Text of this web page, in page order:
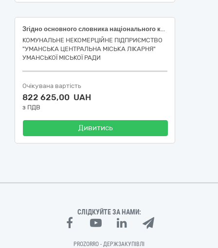
Згідно основного словника національного класифікатора України «Єдиний закупівельний словник» ДК 021:2015 : 33190000-8 - Медичне обладнання та вироби медичного призначення різні (Монітор пацієнта (НК 024:2023: 33586 – Cистема моніторингу фізіологічних показників одного пацієнта, НК 031:2024: Z1203020201 - Приліжкові мультипараметричні монітори пацієнта), Відсмоктувач медичний електричний (НК 024:2023:47366 – Аспіраційна система, що живиться від електромережі, для невідкладної допомоги; НК 031:2024 - Z120105 -Хірургічні медичні аспіратори), Підігрівач рідини (НК 024: НК 024:2023: 47616 – Апарат для кондуктивного підігрівання крові/інфузійних розчинів, НК 031:2024: Z12030305 – Медичне обладнання та супутні аксесуари, програмне забезпесення і витратні матеріали/ підігрівачі інфузійних розчинів)
КОМУНАЛЬНЕ НЕКОМЕРЦІЙНЕ ПІДПРИЄМСТВО
"УМАНСЬКА ЦЕНТРАЛЬНА МІСЬКА ЛІКАРНЯ"
УМАНСЬКОЇ МІСЬКОЇ РАДИ
Очікувана вартість
822 625,00 UAH
з ПДВ
Дивитись
СЛІДКУЙТЕ ЗА НАМИ:
PROZORRO - ДЕРЖЗАКУПІВЛІ